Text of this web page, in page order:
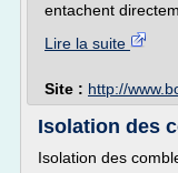
entachent
Lire la suite
Site : http://
Isolation des
Isolation des